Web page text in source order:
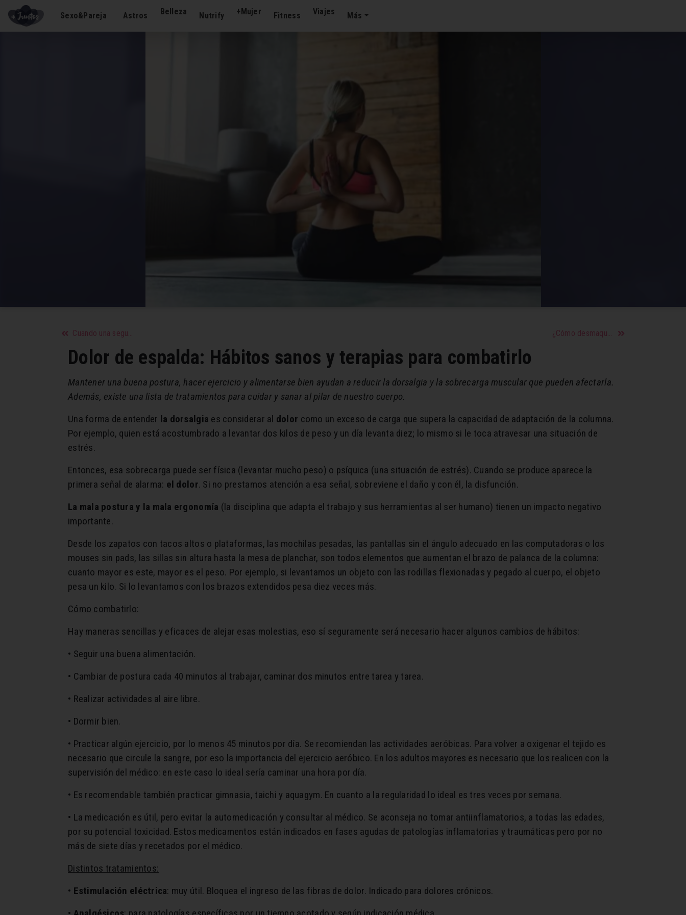
Sexo&Pareja Astros Belleza Nutrify +Mujer Fitness Viajes Más
Cuando una segunda oportunidad saca lo mejor de ti significa que vale la pena retomar ese amor ¿Cómo desmaquillarse correctamente? Tipos de desmaquillantes, ventajas y desventajas
Dolor de espalda: Hábitos sanos y terapias para combatirlo
Mantener una buena postura, hacer ejercicio y alimentarse bien ayudan a reducir la dorsalgia y la sobrecarga muscular que pueden afectarla.
Además, existe una lista de tratamientos para cuidar y sanar al pilar de nuestro cuerpo.
Una forma de entender la dorsalgia es considerar al dolor como un exceso de carga que supera la capacidad de adaptación de la columna.
Por ejemplo, quien está acostumbrado a levantar dos kilos de peso y un día levanta diez; lo mismo si le toca atravesar una situación de
estrés.
Entonces, esa sobrecarga puede ser física (levantar mucho peso) o psíquica (una situación de estrés). Cuando se produce aparece la
primera señal de alarma: el dolor. Si no prestamos atención a esa señal, sobreviene el daño y con él, la disfunción.
La mala postura y la mala ergonomía (la disciplina que adapta el trabajo y sus herramientas al ser humano) tienen un impacto negativo
importante.
Desde los zapatos con tacos altos o plataformas, las mochilas pesadas, las pantallas sin el ángulo adecuado en las computadoras o los
mouses sin pads, las sillas sin altura hasta la mesa de planchar, son todos elementos que aumentan el brazo de palanca de la columna:
cuanto mayor es este, mayor es el peso. Por ejemplo, si levantamos un objeto con las rodillas flexionadas y pegado al cuerpo, el objeto
pesa un kilo. Si lo levantamos con los brazos extendidos pesa diez veces más.
Cómo combatirlo:
Hay maneras sencillas y eficaces de alejar esas molestias, eso sí seguramente será necesario hacer algunos cambios de hábitos:
• Seguir una buena alimentación.
• Cambiar de postura cada 40 minutos al trabajar, caminar dos minutos entre tarea y tarea.
• Realizar actividades al aire libre.
• Dormir bien.
• Practicar algún ejercicio, por lo menos 45 minutos por día. Se recomiendan las actividades aeróbicas. Para volver a oxigenar el tejido es
necesario que circule la sangre, por eso la importancia del ejercicio aeróbico. En los adultos mayores es necesario que los realicen con la
supervisión del médico: en este caso lo ideal sería caminar una hora por día.
• Es recomendable también practicar gimnasia, taichi y aquagym. En cuanto a la regularidad lo ideal es tres veces por semana.
• La medicación es útil, pero evitar la automedicación y consultar al médico. Se aconseja no tomar antiinflamatorios, a todas las edades,
por su potencial toxicidad. Estos medicamentos están indicados en fases agudas de patologías inflamatorias y traumáticas pero por no
más de siete días y recetados por el médico.
Distintos tratamientos:
• Estimulación eléctrica: muy útil. Bloquea el ingreso de las fibras de dolor. Indicado para dolores crónicos.